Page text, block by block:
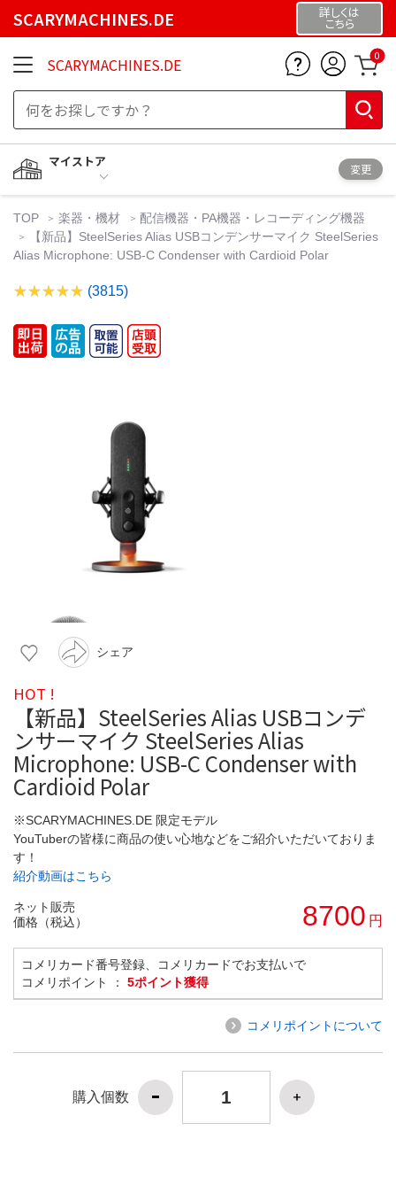
SCARYMACHINES.DE 詳しくは
こちら
SCARYMACHINES.DE 0
マイストア
変更
TOP 楽器・機材
配信機器・PA機器・レコーディング機器
【新品】SteelSeries Alias USBコンデンサーマイク SteelSeries
Alias Microphone: USB-C Condenser with Cardioid Polar
(3815)
シェア
HOT !
【新品】SteelSeries Alias USBコンデ
ンサーマイク SteelSeries Alias
Microphone: USB-C Condenser with
Cardioid Polar
※SCARYMACHINES.DE 限定モデル
YouTuberの皆様に商品の使い心地などをご紹介いただいておりま
す！
紹介動画はこちら
ネット販売
価格（税込）
8700 円
コメリカード番号登録、コメリカードでお支払いで
コメリポイント ： 5ポイント獲得
コメリポイントについて
購入個数